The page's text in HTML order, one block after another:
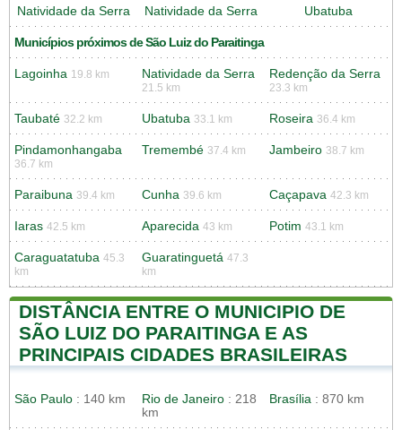
Natividade da Serra Natividade da Serra Ubatuba
Municípios próximos de São Luiz do Paraitinga
Lagoinha 19.8 km Natividade da Serra
21.5 km
Redenção da Serra
23.3 km
Taubaté 32.2 km Ubatuba 33.1 km Roseira 36.4 km
Pindamonhangaba
36.7 km
Tremembé 37.4 km Jambeiro 38.7 km
Paraibuna 39.4 km Cunha 39.6 km Caçapava 42.3 km
Iaras 42.5 km Aparecida 43 km Potim 43.1 km
Caraguatatuba 45.3
km
Guaratinguetá 47.3
km
DISTÂNCIA ENTRE O MUNICIPIO DE
SÃO LUIZ DO PARAITINGA E AS
PRINCIPAIS CIDADES BRASILEIRAS
São Paulo : 140 km Rio de Janeiro : 218
km
Brasília : 870 km